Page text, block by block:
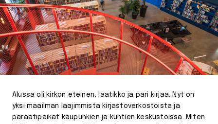
Alussa oli kirkon eteinen, laatikko ja pari kirjaa. Nyt on
yksi maailman laajimmista kirjastoverkostoista ja
paraatipaikat kaupunkien ja kuntien keskustoissa. Miten